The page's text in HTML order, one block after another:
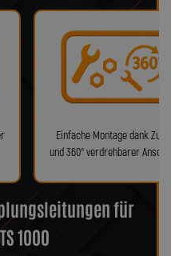
Einfache Montage dank
und 360° verdrehbarer
für
1000